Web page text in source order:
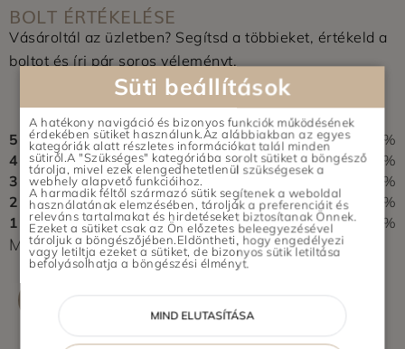
BOLT ÉRTÉKELÉSE
Vásároltál az üzletben? Segítsd a többieket, értékeld a
boltot és írj pár soros véleményt.
0,0
0 vélemény alapján
5
0%
4
0%
3
0%
2
0%
1
0%
Még nem érkezett értékelés. Légy Te az első!
Süti beállítások
A hatékony navigáció és bizonyos funkciók működésének
érdekében sütiket használunk.Az alábbiakban az egyes
kategóriák alatt részletes információkat talál minden
sütiről.A "Szükséges" kategóriába sorolt sütiket a böngésző
tárolja, mivel ezek elengedhetetlenül szükségesek a
webhely alapvető funkcióihoz.
A harmadik féltől származó sütik segítenek a weboldal
használatának elemzésében, tárolják a preferenciáit és
releváns tartalmakat és hirdetéseket biztosítanak Önnek.
Ezeket a sütiket csak az Ön előzetes beleegyezésével
tároljuk a böngészőjében.Eldöntheti, hogy engedélyezi
vagy letiltja ezeket a sütiket, de bizonyos sütik letiltása
befolyásolhatja a böngészési élményt.
MIND ELUTASÍTÁSA